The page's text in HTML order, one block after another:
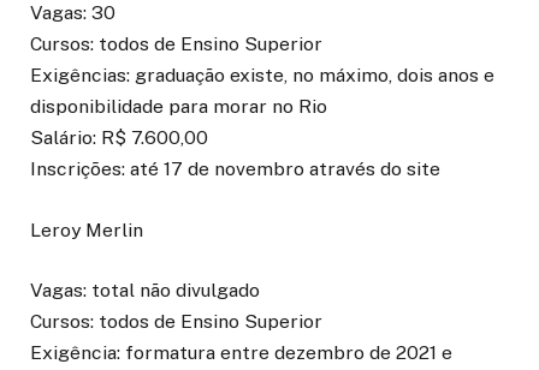
Vagas: 30
Cursos: todos de Ensino Superior
Exigências: graduação existe, no máximo, dois anos e
disponibilidade para morar no Rio
Salário: R$ 7.600,00
Inscrições: até 17 de novembro através do site
Leroy Merlin
Vagas: total não divulgado
Cursos: todos de Ensino Superior
Exigência: formatura entre dezembro de 2021 e